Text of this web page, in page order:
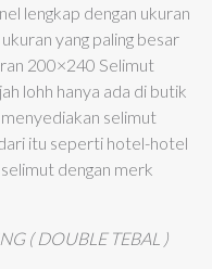
lengkap dengan ukuran
yang paling besar
200×240 Selimut
lohh hanya ada di butik
selimut
itu seperti hotel-hotel
dengan merk
( DOUBLE TEBAL )